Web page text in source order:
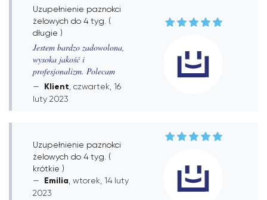
Uzupełnienie paznokci
żelowych do 4 tyg. (
długie )
Jestem bardzo zadowolona,
wysoka jakość i
profesjonalizm. Polecam
Klient , czwartek, 16
luty 2023
Uzupełnienie paznokci
żelowych do 4 tyg. (
krótkie )
Emilia , wtorek, 14 luty
2023